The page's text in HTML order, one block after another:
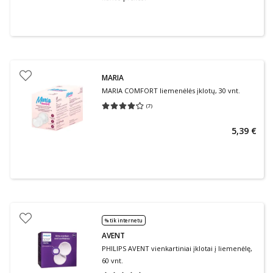
MARIA
MARIA COMFORT liemenėlės įklotų, 30 vnt.
(7)
Vidutinis įvertinimas 4.14
5,39 €
% tik internetu
AVENT
PHILIPS AVENT vienkartiniai įklotai į liemenėlę,
60 vnt.